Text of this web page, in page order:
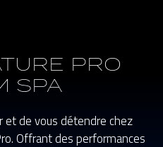
PRO
SPA
et de vous détendre chez
Offrant des performances